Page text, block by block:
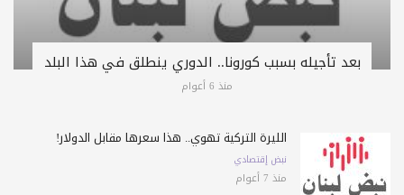
بعد تأجيله بسبب كورونا.. الدوري ينطلق في هذا البلد
منذ 6 أعوام
الليرة التركية تهوي.. هذا سعرها مقابل الدولار!
نبض إقتصادي
منذ 7 أعوام